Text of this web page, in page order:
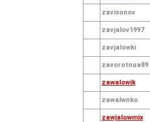
zavisonov
zavjalov1997
zavjalowki
zavorotnua89
zawalowik
zawalwnko
zawjalowmix